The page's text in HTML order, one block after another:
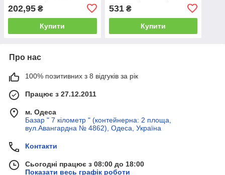
202,95 ₴
Купити
531₴
Купити
Про нас
100% позитивних з 8 відгуків за рік
Працює з 27.12.2011
м. Одеса
Базар " 7 кілометр " (контейнерна: 2 площа,
вул.Авангардна № 4862), Одеса, Україна
Контакти
Сьогодні працює з 08:00 до 18:00
Показати весь графік роботи